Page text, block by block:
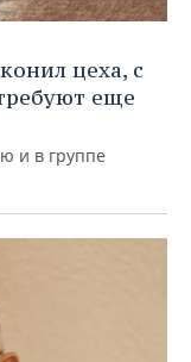
цеха, с
еще
и в группе